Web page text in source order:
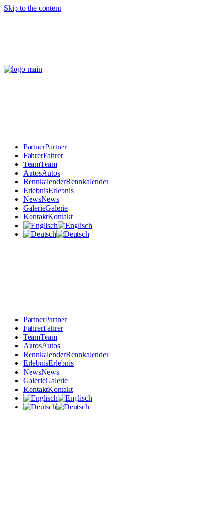
Skip to the content
PartnerPartner
FahrerFahrer
TeamTeam
AutosAutos
RennkalenderRennkalender
ErlebnisErlebnis
NewsNews
GalerieGalerie
KontaktKontakt
PartnerPartner
FahrerFahrer
TeamTeam
AutosAutos
RennkalenderRennkalender
ErlebnisErlebnis
NewsNews
GalerieGalerie
KontaktKontakt